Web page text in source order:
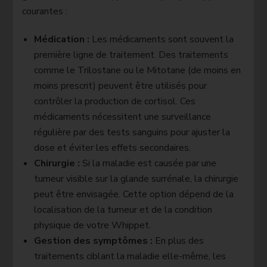
courantes :
Médication : Les médicaments sont souvent la
première ligne de traitement. Des traitements
comme le Trilostane ou le Mitotane (de moins en
moins prescrit) peuvent être utilisés pour
contrôler la production de cortisol. Ces
médicaments nécessitent une surveillance
régulière par des tests sanguins pour ajuster la
dose et éviter les effets secondaires.
Chirurgie : Si la maladie est causée par une
tumeur visible sur la glande surrénale, la chirurgie
peut être envisagée. Cette option dépend de la
localisation de la tumeur et de la condition
physique de votre Whippet.
Gestion des symptômes : En plus des
traitements ciblant la maladie elle-même, les